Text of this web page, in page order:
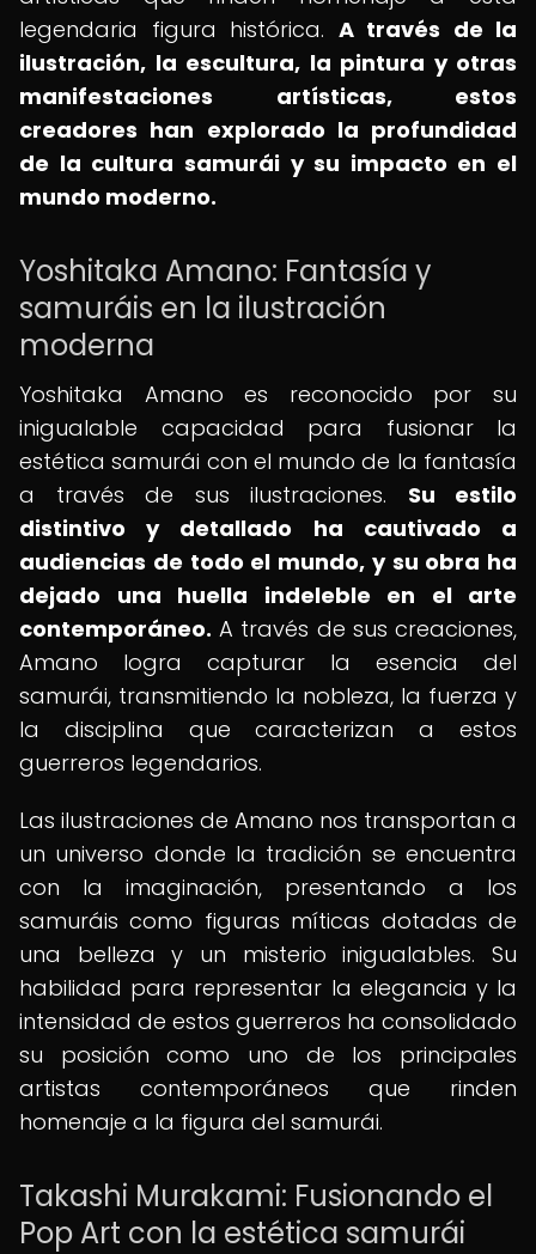
legendaria figura histórica. A través de la
ilustración, la escultura, la pintura y otras
manifestaciones artísticas, estos
creadores han explorado la profundidad
de la cultura samurái y su impacto en el
mundo moderno.
Yoshitaka Amano: Fantasía y
samuráis en la ilustración
moderna
Yoshitaka Amano es reconocido por su
inigualable capacidad para fusionar la
estética samurái con el mundo de la fantasía
a través de sus ilustraciones. Su estilo
distintivo y detallado ha cautivado a
audiencias de todo el mundo, y su obra ha
dejado una huella indeleble en el arte
contemporáneo. A través de sus creaciones,
Amano logra capturar la esencia del
samurái, transmitiendo la nobleza, la fuerza y
la disciplina que caracterizan a estos
guerreros legendarios.
Las ilustraciones de Amano nos transportan a
un universo donde la tradición se encuentra
con la imaginación, presentando a los
samuráis como figuras míticas dotadas de
una belleza y un misterio inigualables. Su
habilidad para representar la elegancia y la
intensidad de estos guerreros ha consolidado
su posición como uno de los principales
artistas contemporáneos que rinden
homenaje a la figura del samurái.
Takashi Murakami: Fusionando el
Pop Art con la estética samurái